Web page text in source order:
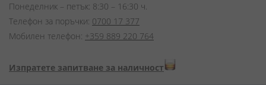
Понеделник – петък: 8:30 – 16:30 ч.
Телефон за поръчки: 0700 17 377
Мобилен телефон: +359 889 220 764
Изпратете запитване за наличност